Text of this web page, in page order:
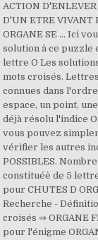
ACTION
D'UN ETRE VIVANT
ORGANE SE … Ici
solution à ce puzzle
lettre O Les
mots croisés.
connues dans
espace, un point,
déjà résolu l'indice
vous pouvez
vérifier les autres
POSSIBLES.
constituéè de 5
pour CHUTES D
Recherche -
croisés ⇒ ORGANE
pour l'énigme